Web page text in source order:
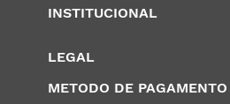
INSTITUCIONAL
LEGAL
METODO DE PAGAMENTO